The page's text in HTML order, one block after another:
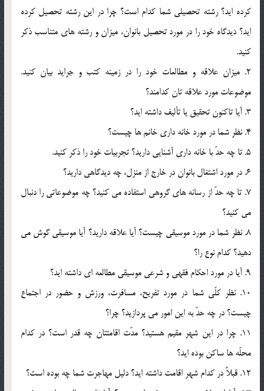
کرده ايد؟ رشته تحصيلي شما کدام است؟ چرا در اين رشته تحصيل کرده
ايد؟ ديدگاه خود را در مورد تحصيل بانوان، ميزان و رشته هاي متناسب ذکر
کنيد.
2. ميزان علاقه و مطالعات خود را در زمينه کتب و جرايد بيان کنيد.
موضوعات مورد علاقه تان کدامند؟
3. آيا تاکنون تحقيق يا تأليف داشته ايد؟
4. نظر شما در مورد خانه داري خانم ها چيست؟
5. تا چه حدّ با خانه داري آشنايي داريد؟ تجربيات خود را ذکر کنيد.
6. در مورد اشتغال بانوان در خارج از منزل، چه ديدگاهي داريد؟
7. تا چه حدّ از رسانه هاي گروهي استفاده مي کنيد؟ چه موضوعاتي را دنبال
مي کنيد؟
8. نظر شما در مورد موسيقي چيست؟ آيا علاقه داريد؟ آيا موسيقي گوش مي
دهيد؟ کدام نوع را؟
9. آيا در مورد احکام فقهي و شرعي موسيقي مطالعه اي داشته ايد؟
10. نظر کلّي شما در مورد تفريح، مسافرت، ورزش و حضور در اجتماع
چيست؟ در چه حدّ به اين امور مي پردازيد؟ چرا؟
11. چرا در اين شهر مقيم هستيد؟ مدّت اقامتتان چه قدر است؟ در کدام
محلّه ها ساکن بوده ايد؟
12. قبلاً در کدام شهر اقامت داشته ايد؟ دليل مهاجرت شما چه بوده است؟